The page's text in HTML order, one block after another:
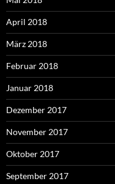
April 2018
März 2018
Februar 2018
Januar 2018
Dezember 2017
November 2017
Oktober 2017
September 2017